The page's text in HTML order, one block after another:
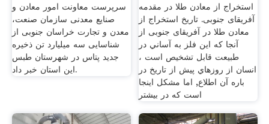
سرپرست معاونت امور معادن و
صنایع معدنی سازمان صنعت،
معدن و تجارت خراسان جنوبی از
شناسایی سه میلیارد تن ذخیره
جدید پتاس در شهرستان طبس
این استان خبر داد.
استخراج از معادن طلا در مقدمه
آفریقای جنوبی. تاریخ استخراج از
معادن طلا در آفریقای جنوبی از
آنجا كه اين فلز به آساني در
طبيعت قابل تشخيص است ،
انسان از روزهاي پيش از تاريخ در
باره آن اطلاع, اما مشكل اينجا
است كه در بيشتر